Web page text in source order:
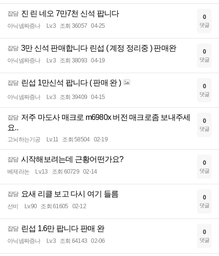
잡담 진 린 네오 7만7천 신석 팝니다
아닉넴짜증나 Lv.3 조회 36057 04-25
0
댓글
잡담 3만 신석 판매합니다 린섭 ( 계정 정리중 ) 판매완
아닉넴짜증나 Lv.3 조회 38093 04-19
0
댓글
잡담 린섭 1만신석 팝니다 ( 판매 완 )
아닉넴짜증나 Lv.3 조회 39409 04-15
0
댓글
잡담 저주 마도사 매크로 m6980x 버전 매크로좀 보내주세
요..
고뇌하는기공 Lv.11 조회 58504 02-19
0
댓글
잡담 시작해보려는데 근황어떤가요?
베제라논 Lv.13 조회 60729 02-14
0
댓글
잡담 요새 리클 보고 다시 여기 들름
선비 Lv.90 조회 61605 02-12
0
댓글
잡담 린섭 1.6만 팝니다 판매 완
아닉넴짜증나 Lv.3 조회 64143 02-06
0
댓글